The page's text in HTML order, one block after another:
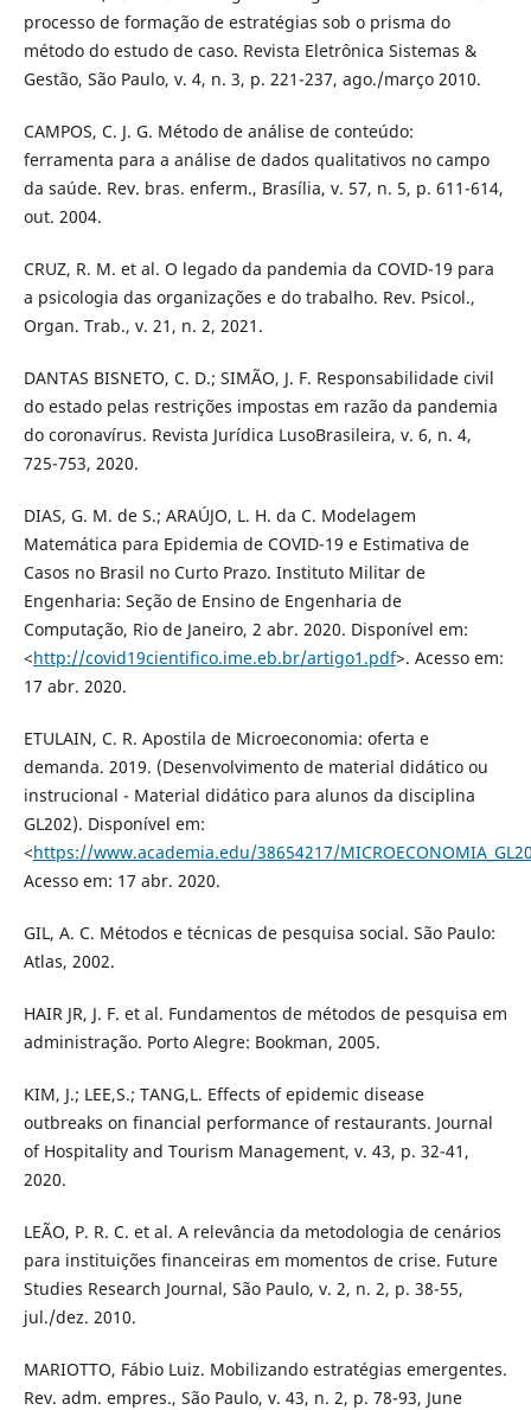
processo de formação de estratégias sob o prisma do
método do estudo de caso. Revista Eletrônica Sistemas &
Gestão, São Paulo, v. 4, n. 3, p. 221-237, ago./março 2010.
CAMPOS, C. J. G. Método de análise de conteúdo:
ferramenta para a análise de dados qualitativos no campo
da saúde. Rev. bras. enferm., Brasília, v. 57, n. 5, p. 611-614,
out. 2004.
CRUZ, R. M. et al. O legado da pandemia da COVID-19 para
a psicologia das organizações e do trabalho. Rev. Psicol.,
Organ. Trab., v. 21, n. 2, 2021.
DANTAS BISNETO, C. D.; SIMÃO, J. F. Responsabilidade civil
do estado pelas restrições impostas em razão da pandemia
do coronavírus. Revista Jurídica LusoBrasileira, v. 6, n. 4,
725-753, 2020.
DIAS, G. M. de S.; ARAÚJO, L. H. da C. Modelagem
Matemática para Epidemia de COVID-19 e Estimativa de
Casos no Brasil no Curto Prazo. Instituto Militar de
Engenharia: Seção de Ensino de Engenharia de
Computação, Rio de Janeiro, 2 abr. 2020. Disponível em:
<http://covid19cientifico.ime.eb.br/artigo1.pdf>. Acesso em:
17 abr. 2020.
ETULAIN, C. R. Apostila de Microeconomia: oferta e
demanda. 2019. (Desenvolvimento de material didático ou
instrucional - Material didático para alunos da disciplina
GL202). Disponível em:
<https://www.academia.edu/38654217/
Acesso em: 17 abr. 2020.
GIL, A. C. Métodos e técnicas de pesquisa social. São Paulo:
Atlas, 2002.
HAIR JR, J. F. et al. Fundamentos de métodos de pesquisa em
administração. Porto Alegre: Bookman, 2005.
KIM, J.; LEE,S.; TANG,L. Effects of epidemic disease
outbreaks on financial performance of restaurants. Journal
of Hospitality and Tourism Management, v. 43, p. 32-41,
2020.
LEÃO, P. R. C. et al. A relevância da metodologia de cenários
para instituições financeiras em momentos de crise. Future
Studies Research Journal, São Paulo, v. 2, n. 2, p. 38-55,
jul./dez. 2010.
MARIOTTO, Fábio Luiz. Mobilizando estratégias emergentes.
Rev. adm. empres., São Paulo, v. 43, n. 2, p. 78-93, June